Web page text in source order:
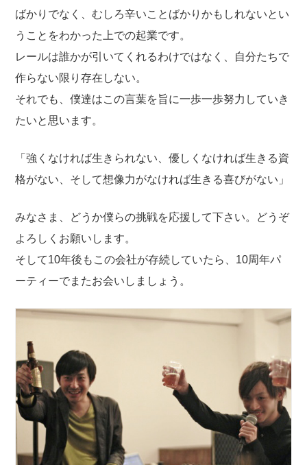
ばかりでなく、むしろ辛いことばかりかもしれないとい
うことをわかった上での起業です。
レールは誰かが引いてくれるわけではなく、自分たちで
作らない限り存在しない。
それでも、僕達はこの言葉を旨に一歩一歩努力していき
たいと思います。
「強くなければ生きられない、優しくなければ生きる資
格がない、そして想像力がなければ生きる喜びがない」
みなさま、どうか僕らの挑戦を応援して下さい。どうぞ
よろしくお願いします。
そして10年後もこの会社が存続していたら、10周年パ
ーティーでまたお会いしましょう。